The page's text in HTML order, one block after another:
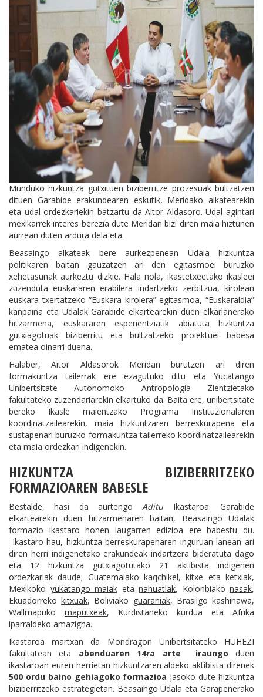
Munduko hizkuntza gutxituen biziberritze prozesuak bultzatzen
dituen Garabide erakundearen eskutik, Meridako alkatearekin
eta udal ordezkariekin batzartu da Aitor Aldasoro. Udal agintari
mexikarrek interes berezia dute Meridan bizi diren maia hiztunen
aurrean duten ardura dela eta.
Beasaingo alkateak bere aurkezpenean Udala hizkuntza
politikaren baitan gauzatzen ari den egitasmoei buruzko
xehetasunak aurkeztu dizkie. Hala nola, ikastetxeetako ikasleei
zuzenduta euskararen erabilera indartzeko zerbitzua, kirolean
euskara txertatzeko “Euskara kirolera” egitasmoa, “Euskaraldia”
kanpaina eta Udalak Garabide elkartearekin duen elkarlanerako
hitzarmena, euskararen esperientziatik abiatuta hizkuntza
gutxiagotuak biziberritu eta bultzatzeko proiektuei babesa
ematea oinarri duena.
Halaber, Aitor Aldasorok Meridan burutzen ari diren
formakuntza tailerrak ere ezagutuko ditu eta Yucatango
Unibertsitate Autonomoko Antropologia Zientzietako
fakultateko zuzendariarekin elkartuko da. Baita ere, unibertsitate
bereko Ikasle maientzako Programa Instituzionalaren
koordinatzailearekin, maia hizkuntzaren berreskurapena eta
sustapenari buruzko formakuntza tailerreko koordinatzailearekin
eta maia ordezkari indigenekin.
HIZKUNTZA BIZIBERRITZEKO
FORMAZIOAREN BABESLE
Bestalde, hasi da aurtengoAditu Ikastaroa. Garabide
elkartearekin duen hitzarmenaren baitan, Beasaingo Udalak
formazio ikastaro honen laugarren edizioa ere babestu du.
Ikastaro hau, hizkuntza berreskurapenaren inguruan lanean ari
diren herri indigenetako erakundeak indartzera bideratuta dago
eta 12 hizkuntza gutxiagotutako 21 aktibista indigenen
ordezkariak daude; Guatemalako kaqchikel, kitxe eta ketxiak,
Mexikoko yukatango maiak eta nahuatlak, Kolonbiako nasak,
Ekuadorrekokitxuak, Boliviako guaraniak, Brasilgo kashinawa,
Wallmapuko maputxeak, Kurdistaneko kurdua eta Afrika
iparraldeko amazigha.
Ikastaroa martxan da Mondragon Unibertsitateko HUHEZI
fakultatean eta abenduaren 14ra arte iraungo duen
ikastaroan euren herrietan hizkuntzaren aldeko aktibista direnek
500 ordu baino gehiagoko formazioa jasoko dute hizkuntza
biziberritzeko estrategietan. Beasaingo Udala eta Garapenerako